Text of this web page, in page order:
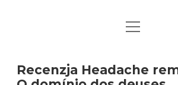
STRONA GŁÓWNA
open
Recenzja Headache